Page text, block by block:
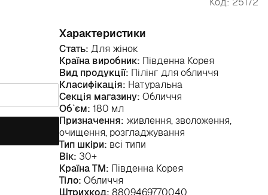
Характеристики
Стать: Для жінок
Країна виробник: Південна Корея
Вид продукції: Пілінг для обличчя
Класифікація: Натуральна
Секція магазину: Обличчя
Об`єм: 180 мл
Призначення: живлення, зволоження,
очищення, розгладжування
Тип шкіри: всі типи
Вік: 30+
Країна ТМ: Південна Корея
Тіло: Обличчя
Штрихкод: 8809469770040